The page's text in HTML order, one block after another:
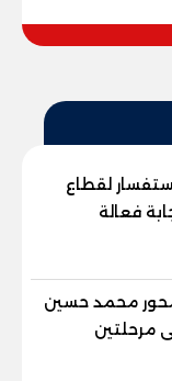
لقطاع
فعالة
محمد حسين
مرحلتين